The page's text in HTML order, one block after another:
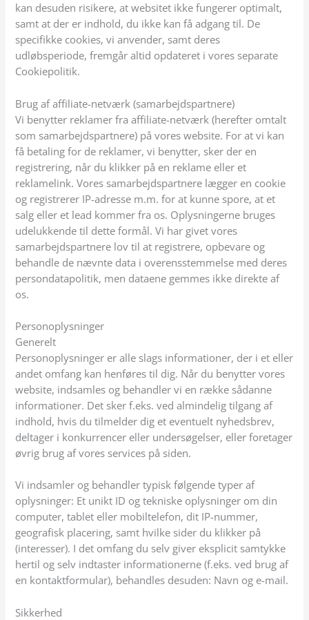
kan desuden risikere, at websitet ikke fungerer optimalt,
samt at der er indhold, du ikke kan få adgang til. De
specifikke cookies, vi anvender, samt deres
udløbsperiode, fremgår altid opdateret i vores separate
Cookiepolitik.
Brug af affiliate-netværk (samarbejdspartnere)
Vi benytter reklamer fra affiliate-netværk (herefter omtalt
som samarbejdspartnere) på vores website. For at vi kan
få betaling for de reklamer, vi benytter, sker der en
registrering, når du klikker på en reklame eller et
reklamelink. Vores samarbejdspartnere lægger en cookie
og registrerer IP-adresse m.m. for at kunne spore, at et
salg eller et lead kommer fra os. Oplysningerne bruges
udelukkende til dette formål. Vi har givet vores
samarbejdspartnere lov til at registrere, opbevare og
behandle de nævnte data i overensstemmelse med deres
persondatapolitik, men dataene gemmes ikke direkte af
os.
Personoplysninger
Generelt
Personoplysninger er alle slags informationer, der i et eller
andet omfang kan henføres til dig. Når du benytter vores
website, indsamles og behandler vi en række sådanne
informationer. Det sker f.eks. ved almindelig tilgang af
indhold, hvis du tilmelder dig et eventuelt nyhedsbrev,
deltager i konkurrencer eller undersøgelser, eller foretager
øvrig brug af vores services på siden.
Vi indsamler og behandler typisk følgende typer af
oplysninger: Et unikt ID og tekniske oplysninger om din
computer, tablet eller mobiltelefon, dit IP-nummer,
geografisk placering, samt hvilke sider du klikker på
(interesser). I det omfang du selv giver eksplicit samtykke
hertil og selv indtaster informationerne (f.eks. ved brug af
en kontaktformular), behandles desuden: Navn og e-mail.
Sikkerhed